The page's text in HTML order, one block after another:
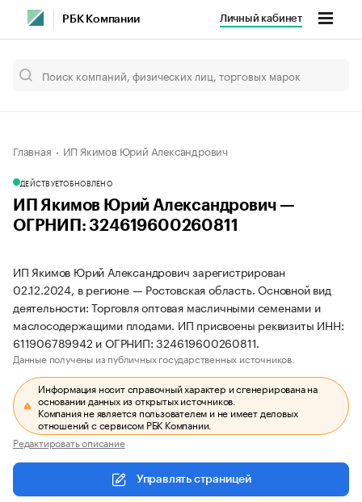
РБК Компании Личный кабинет
Главная ИП Якимов Юрий Александрович
ДЕЙСТВУЕТОБНОВЛЕНО
ИП Якимов Юрий Александрович —
ОГРНИП: 324619600260811
ИП Якимов Юрий Александрович зарегистрирован
02.12.2024, в регионе — Ростовская область. Основной вид
деятельности: Торговля оптовая масличными семенами и
маслосодержащими плодами. ИП присвоены реквизиты ИНН:
611906789942 и ОГРНИП: 324619600260811.
Данные получены из публичных государственных источников.
Информация носит справочный характер и сгенерирована на
основании данных из открытых источников.
Компания не является пользователем и не имеет деловых
отношений с сервисом РБК Компании.
Редактировать описание
Управлять страницей